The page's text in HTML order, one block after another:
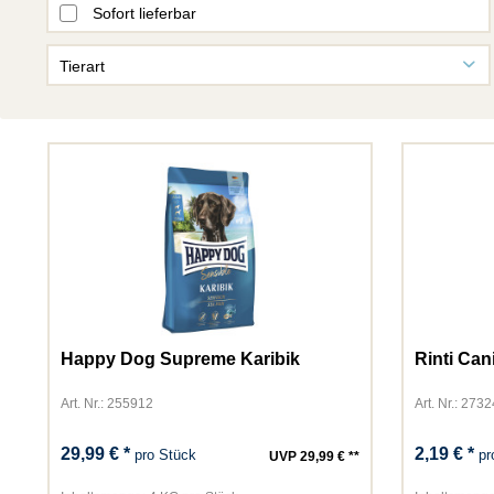
Sofort lieferbar
Tierart
Hund
Happy Dog Supreme Karibik
Art. Nr.: 255912
29,99 € * pro Stück UVP 29,99 € **
Rinti
Art. Nr.:
2,19 € *